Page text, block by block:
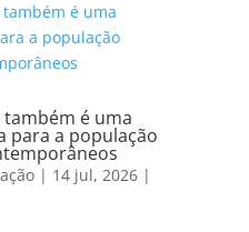
é uma
para a população
| 14 jul, 2026|